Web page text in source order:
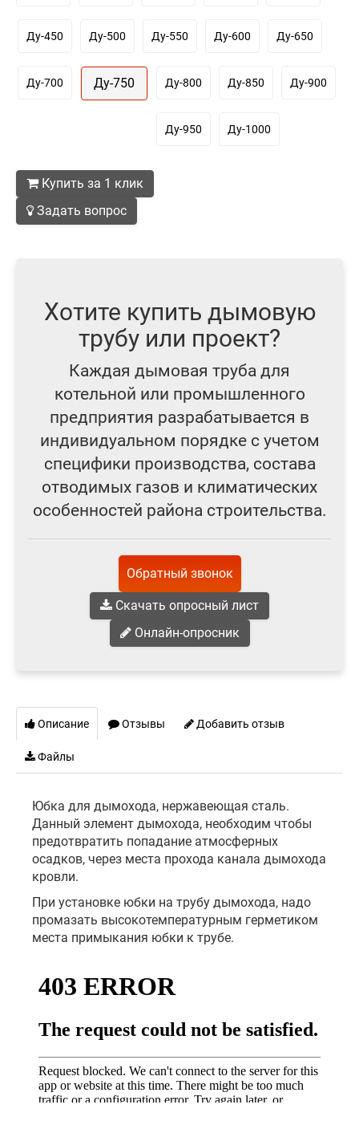
Ду-450 Ду-500 Ду-550 Ду-600 Ду-650
Ду-700 Ду-750 Ду-800 Ду-850 Ду-900
Ду-950 Ду-1000
Купить за 1 клик
Задать вопрос
Хотите купить дымовую
трубу или проект?
Каждая дымовая труба для
котельной или промышленного
предприятия разрабатывается в
индивидуальном порядке с учетом
специфики производства, состава
отводимых газов и климатических
особенностей района строительства.
Обратный звонок
Скачать опросный лист
Онлайн-опросник
Описание Отзывы Добавить отзыв
Файлы
Юбка для дымохода, нержавеющая сталь.
Данный элемент дымохода, необходим чтобы
предотвратить попадание атмосферных
осадков, через места прохода канала дымохода
кровли.
При установке юбки на трубу дымохода, надо
промазать высокотемпературным герметиком
места примыкания юбки к трубе.